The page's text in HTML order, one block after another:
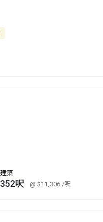
建築
352呎 @ $11,306/呎